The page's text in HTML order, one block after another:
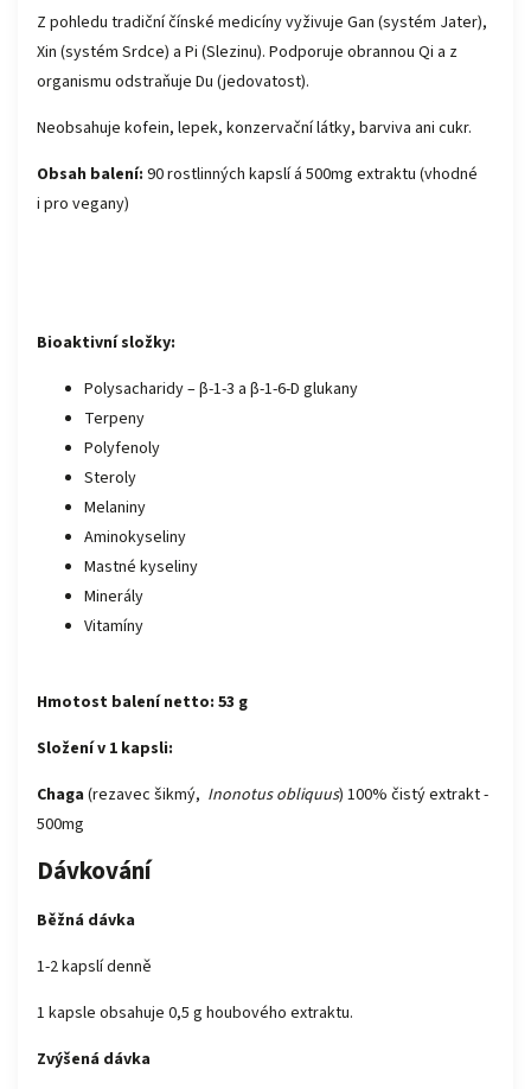
Z pohledu tradiční čínské medicíny vyživuje Gan (systém Jater),
Xin (systém Srdce) a Pi (Slezinu). Podporuje obrannou Qi a z
organismu odstraňuje Du (jedovatost).
Neobsahuje kofein, lepek, konzervační látky, barviva ani cukr.
Obsah balení: 90 rostlinných kapslí á 500mg extraktu (vhodné
i pro vegany)
Bioaktivní složky:
Polysacharidy – β-1-3 a β-1-6-D glukany
Terpeny
Polyfenoly
Steroly
Melaniny
Aminokyseliny
Mastné kyseliny
Minerály
Vitamíny
Hmotost balení netto: 53 g
Složení v 1 kapsli:
Chaga (rezavec šikmý, Inonotus obliquus) 100% čistý extrakt -
500mg
Dávkování
Běžná dávka
1-2 kapslí denně
1 kapsle obsahuje 0,5 g houbového extraktu.
Zvýšená dávka